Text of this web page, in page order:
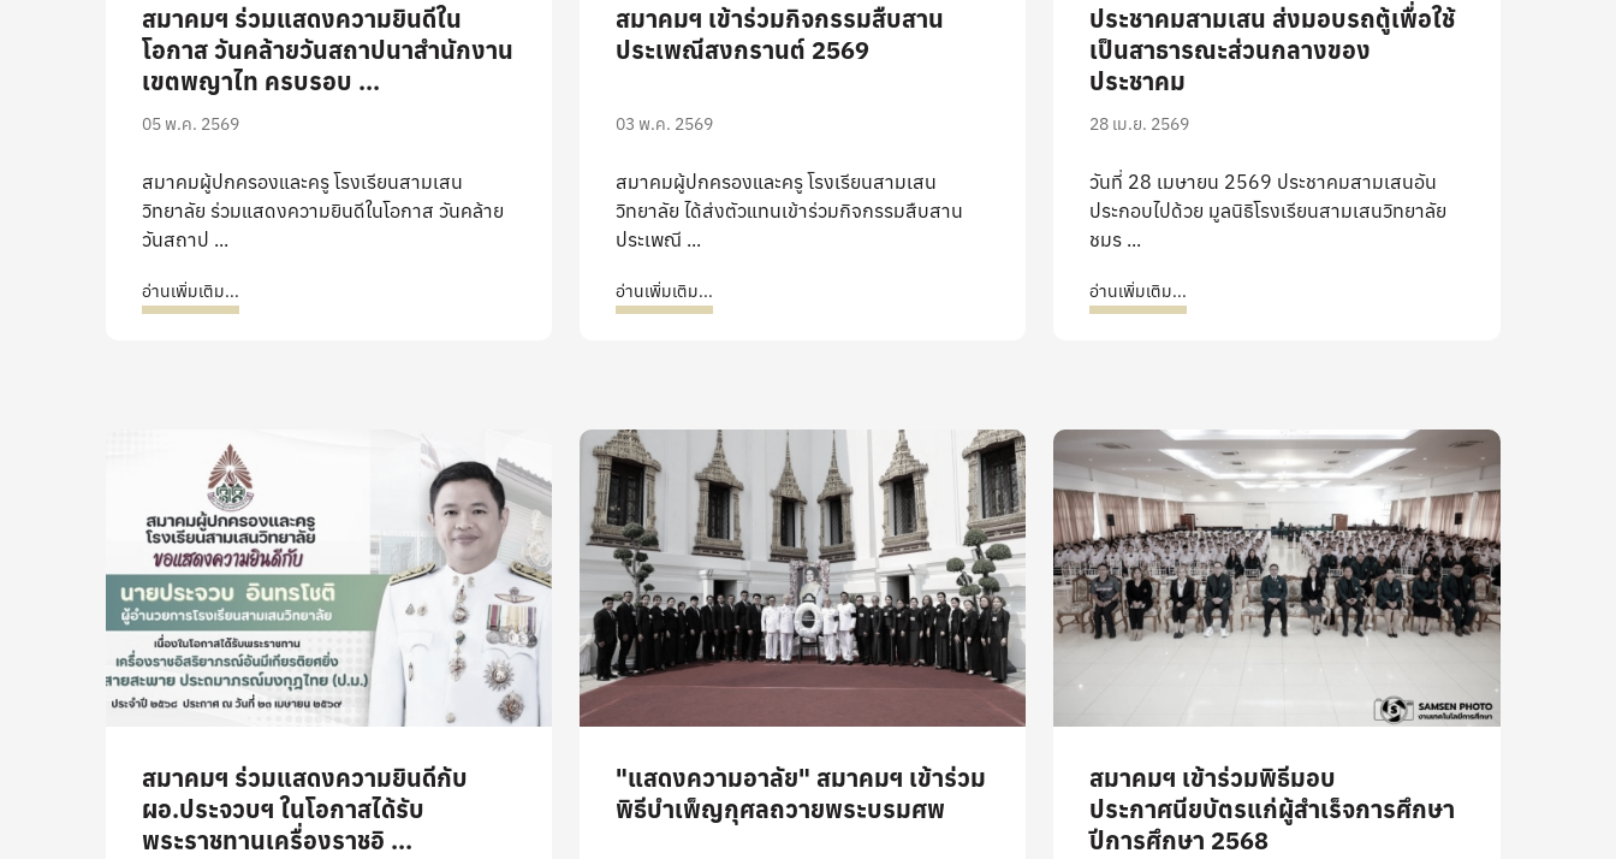
สมาคมฯ ร่วมแสดงความยินดีใน
โอกาส วันคล้ายวันสถาปนาสำนักงาน
เขตพญาไท ครบรอบ ...
05 พ.ค. 2569
สมาคมผู้ปกครองและครู โรงเรียนสามเสน
วิทยาลัย ร่วมแสดงความยินดีในโอกาส วันคล้าย
วันสถาป ...
อ่านเพิ่มเติม...
สมาคมฯ เข้าร่วมกิจกรรมสืบสาน
ประเพณีสงกรานต์ 2569
03 พ.ค. 2569
สมาคมผู้ปกครองและครู โรงเรียนสามเสน
วิทยาลัย ได้ส่งตัวแทนเข้าร่วมกิจกรรมสืบสาน
ประเพณี ...
อ่านเพิ่มเติม...
ประชาคมสามเสน ส่งมอบรถตู้เพื่อใช้
เป็นสาธารณะส่วนกลางของ
ประชาคม
28 เม.ย. 2569
วันที่ 28 เมษายน 2569 ประชาคมสามเสนอัน
ประกอบไปด้วย มูลนิธิโรงเรียนสามเสนวิทยาลัย
ชมร ...
อ่านเพิ่มเติม...
สมาคมฯ ร่วมแสดงความยินดีกับ
ผอ.ประจวบฯ ในโอกาสได้รับ
พระราชทานเครื่องราชอิ ...
"แสดงความอาลัย" สมาคมฯ เข้าร่วม
พิธีบำเพ็ญกุศลถวายพระบรมศพ
สมาคมฯ เข้าร่วมพิธีมอบ
ประกาศนียบัตรแก่ผู้สำเร็จการศึกษา
ปีการศึกษา 2568